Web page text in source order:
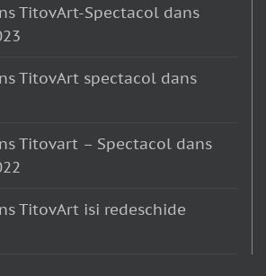
TitovArt-Spectacol dans
TitovArt spectacol dans
Titovart – Spectacol dans
TitovArt isi redeschide